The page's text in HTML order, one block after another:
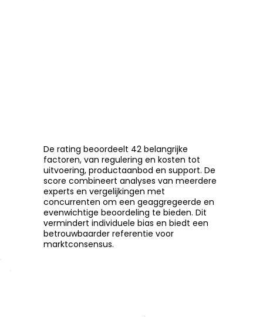
De rating beoordeelt 42 belangrijke
factoren, van regulering en kosten tot
uitvoering, productaanbod en support. De
score combineert analyses van meerdere
experts en vergelijkingen met
concurrenten om een geaggregeerde en
evenwichtige beoordeling te bieden. Dit
vermindert individuele bias en biedt een
betrouwbaarder referentie voor
marktconsensus.